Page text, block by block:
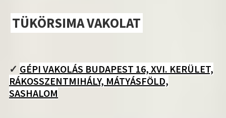
TÜKÖRSIMA VAKOLAT
✓ GÉPI VAKOLÁS BUDAPEST 16, XVI. KERÜLET,
RÁKOSSZENTMIHÁLY, MÁTYÁSFÖLD,
SASHALOM